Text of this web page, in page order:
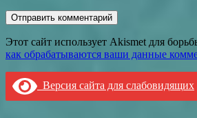
Этот сайт использует Akismet для
как обрабатываются ваши данные
Версия сайта для слабовидящих